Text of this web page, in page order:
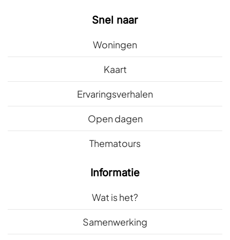
Snel naar
Woningen
Kaart
Ervaringsverhalen
Open dagen
Thematours
Informatie
Wat is het?
Samenwerking